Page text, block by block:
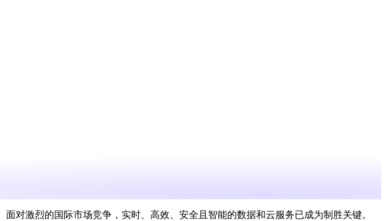
对激烈的国际市场竞争，实时、高效、安全且智能的数据和云服务已成为制胜关键。